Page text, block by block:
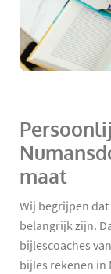
maat
Wij begrijpen
belangrijk zijn.
bijlescoaches
bijles rekenen in